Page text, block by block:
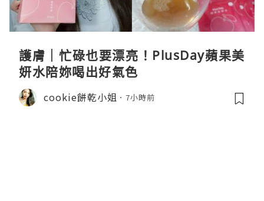
護膚｜忙碌也要漂亮！PlusDay蘋果美
妍水陪妳喝出好氣色
cookie餅乾小姐 7小時前